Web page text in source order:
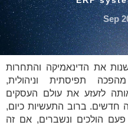
Sep
את הדינאמיקה והתחרות
תפיסתית וניהולית,
לזעזע את עולם העסקים
חדשים. ברוב התעשיות כיום,
פעם הולכים ונשברים, אם זה